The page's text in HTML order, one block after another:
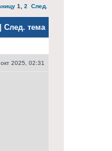
1 2 След.
След. тема
2025, 02:31